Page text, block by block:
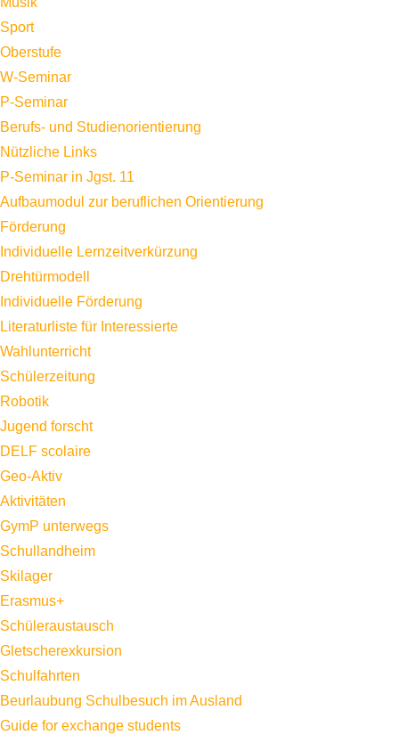
Sport
Oberstufe
W-Seminar
P-Seminar
Berufs- und Studienorientierung
Nützliche Links
P-Seminar in Jgst. 11
Aufbaumodul zur beruflichen Orientierung
Förderung
Individuelle Lernzeitverkürzung
Drehtürmodell
Individuelle Förderung
Literaturliste für Interessierte
Wahlunterricht
Schülerzeitung
Robotik
Jugend forscht
DELF scolaire
Geo-Aktiv
Aktivitäten
GymP unterwegs
Schullandheim
Skilager
Erasmus+
Schüleraustausch
Gletscherexkursion
Schulfahrten
Beurlaubung Schulbesuch im Ausland
Guide for exchange students